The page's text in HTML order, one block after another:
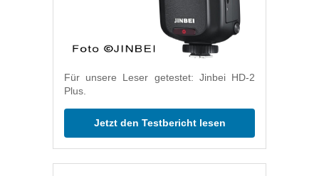
Für unsere Leser getestet: Jinbei HD-2
Plus.
Jetzt den Testbericht lesen